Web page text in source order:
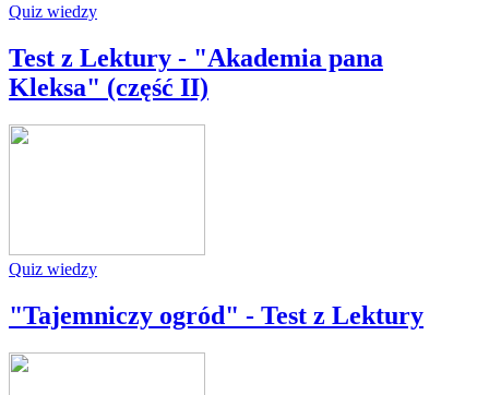
Quiz wiedzy
Test z Lektury - "Akademia pana
Kleksa" (część II)
Quiz wiedzy
"Tajemniczy ogród" - Test z Lektury